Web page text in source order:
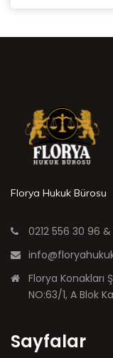
Florya Hukuk Bürosu
0212 556 30 96
Florya Konakları
NO:63/1, A Blok
Sayfalar